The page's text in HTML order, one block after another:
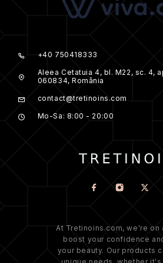
+40 750418333
Aleea Cetatuia 4, bl. M22, sc. 4,
060834, România
contact@tretinoins.com
Mo-Sa: 8:00 - 20:00
At Tretinoins.com, we're on
boost your confidence
your beauty. Our products